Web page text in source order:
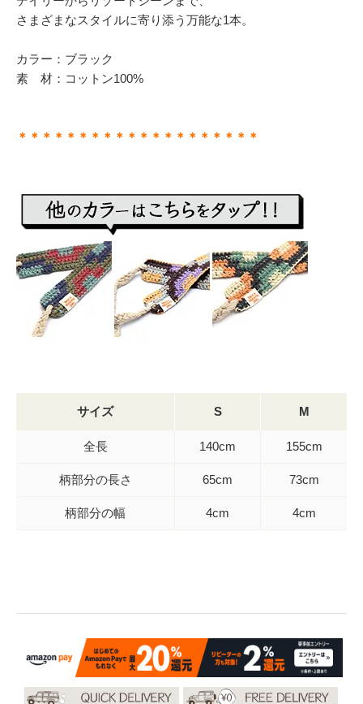
さまざまなスタイルに寄り添う万能な1本。
カラー：ブラック
素 材：コットン100%
＊＊＊＊＊＊＊＊＊＊＊＊＊＊＊＊＊＊＊＊
サイズ S M
全長 140cm 155cm
柄部分の長さ 65cm 73cm
柄部分の幅 4cm 4cm